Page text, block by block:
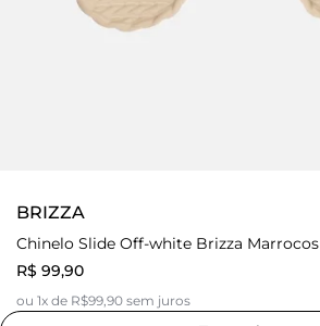
BRIZZA
Chinelo Slide Off-white Brizza Marrocos
R$ 99,90
ou 1x de R$99,90 sem juros